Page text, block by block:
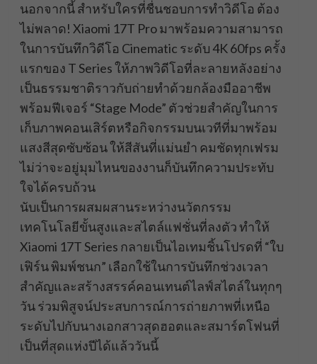
นอกจากนี้ สำหรับใครที่ชื่นชอบการทำวิดีโอ ต้อง
ไม่พลาด! Xiaomi 17T Pro มาพร้อมความสามารถ
ในการบันทึกวิดีโอ Cinematic ระดับ 4K 60fps ครั้ง
แรกของ T Series ให้ภาพวิดีโอที่ละลายหลังอย่าง
เป็นธรรมชาติราวกับถ่ายทำด้วยกล้องมืออาชีพ
พร้อมฟีเจอร์ “Stage Mode” ตัวช่วยสำคัญในการ
เก็บภาพคอนเสิร์ตหรือกิจกรรมบนเวทีที่มาพร้อม
แสงสีสุดซับซ้อน ให้สีสันที่แม่นยำ คมชัดทุกเฟรม
ไม่ว่าจะอยู่มุมไหนของงานก็บันทึกความประทับ
ใจได้ครบถ้วน
นับเป็นการผสมผสานระหว่างนวัตกรรม
เทคโนโลยีขั้นสูงและสไตล์แฟชั่นที่ลงตัว ทำให้
Xiaomi 17T Series กลายเป็นไอเทมชิ้นโปรดที่ “ใบ
เฟิร์น พิมพ์ชนก” เลือกใช้ในการบันทึกช่วงเวลา
สำคัญและสร้างสรรค์คอนเทนต์ไลฟ์สไตล์ในทุกๆ
วัน ร่วมพิสูจน์ประสบการณ์การถ่ายภาพที่เหนือ
ระดับไปกับนางเอกสาวสุดฮอตและสมาร์ตโฟนที่
เป็นที่สุดแห่งปีได้แล้ววันนี้